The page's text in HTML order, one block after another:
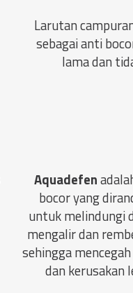
Larutan
sebagai anti
lama dan
Aquadefen
bocor yang
untuk melindungi
mengalir dan
sehingga
dan kerusakan